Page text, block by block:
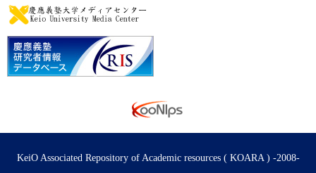
KeiO Associated Repository of Academic resources ( KOARA ) -2008-